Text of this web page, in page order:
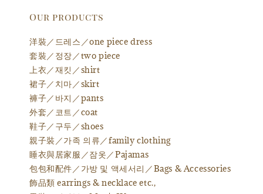
Our products
洋裝／드레스／one piece dress
套裝／정장／two piece
上衣／재킷／shirt
裙子／치마／skirt
褲子／바지／pants
外套／코트／coat
鞋子／구두／shoes
親子裝／가족 의류／family clothing
睡衣與居家服／잠옷／Pajamas
包包和配件／가방 및 액세서리／Bags & Accessories
飾品類 earrings & necklace etc.,